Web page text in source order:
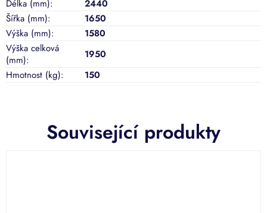
Související produkty
Délka (mm):
2440
Šířka (mm):
1650
Výška (mm):
1580
Výška celková
(mm):
1950
Hmotnost (kg): 150